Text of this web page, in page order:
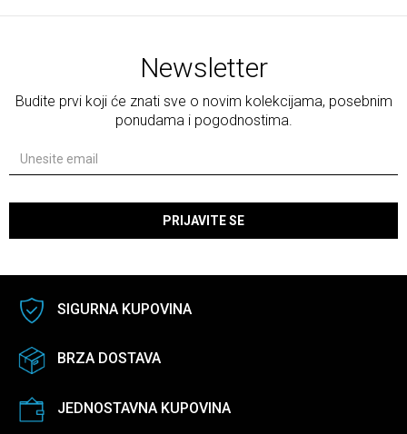
Newsletter
Budite prvi koji će znati sve o novim kolekcijama, posebnim
ponudama i pogodnostima.
PRIJAVITE SE
SIGURNA KUPOVINA
BRZA DOSTAVA
JEDNOSTAVNA KUPOVINA